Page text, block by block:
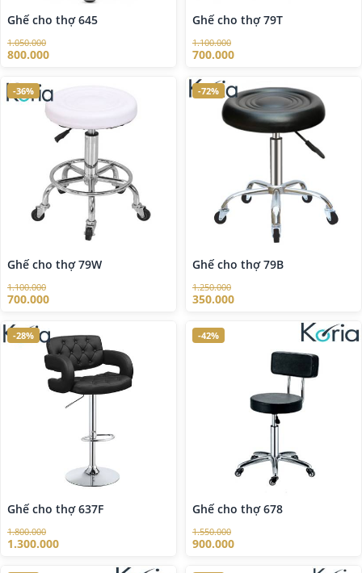
Ghế cho thợ 645
1.050.000
800.000
Ghế cho thợ 79T
1.100.000
700.000
-36%
Ghế cho thợ 79W
1.100.000
700.000
-72%
Ghế cho thợ 79B
1.250.000
350.000
-28%
Ghế cho thợ 637F
1.800.000
1.300.000
-42%
Ghế cho thợ 678
1.550.000
900.000